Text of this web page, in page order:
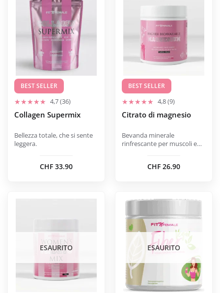
BEST SELLER
4,7 (36)
Collagen Supermix
Bellezza totale, che si sente
leggera.
CHF 33.90
BEST SELLER
4,8 (9)
Citrato di magnesio
Bevanda minerale
rinfrescante per muscoli e
CHF 26.90
possono
scelte
nella
pagina
del
ESAURITO
possono
ESAURITO